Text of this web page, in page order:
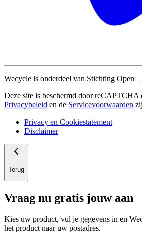
Wecycle is onderdeel van Stichting Open
Deze site is beschermd door reCAPTCHA
Privacybeleid en de Servicevoorwaarden
Privacy en Cookiestatement
Disclaimer
Terug
Vraag nu gratis jouw aan
Kies uw product, vul je gegevens in en
het product naar uw postadres.